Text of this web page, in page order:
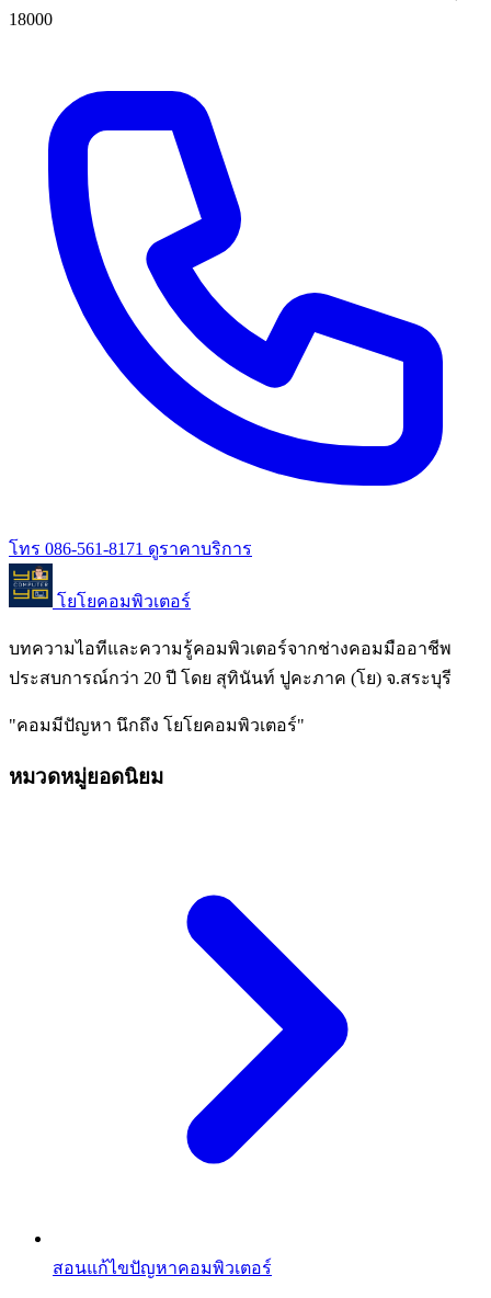
18000
โทร 086-561-8171 ดูราคาบริการ
โยโยคอมพิวเตอร์
บทความไอทีและความรู้คอมพิวเตอร์จากช่างคอมมืออาชีพ
ประสบการณ์กว่า 20 ปี โดย สุทินันท์ ปูคะภาค (โย) จ.สระบุรี
"คอมมีปัญหา นึกถึง โยโยคอมพิวเตอร์"
หมวดหมู่ยอดนิยม
สอนแก้ไขปัญหาคอมพิวเตอร์